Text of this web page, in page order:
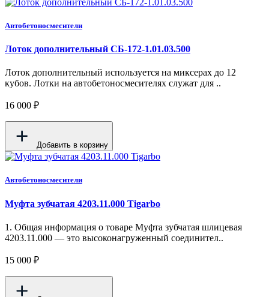
Автобетоносмесители
Лоток дополнительный СБ-172-1.01.03.500
Лоток дополнительный используется на миксерах до 12
кубов. Лотки на автобетоносмесителях служат для ..
16 000 ₽
Добавить в корзину
Автобетоносмесители
Муфта зубчатая 4203.11.000 Tigarbo
1. Общая информация о товаре Муфта зубчатая шлицевая
4203.11.000 — это высоконагруженный соединител..
15 000 ₽